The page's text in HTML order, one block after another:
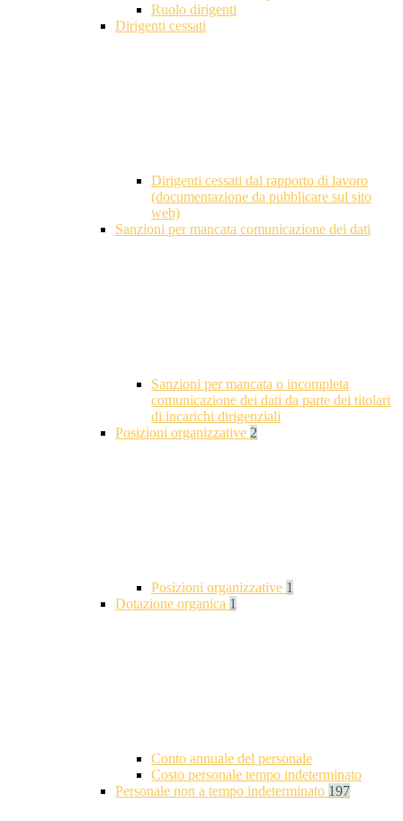
Ruolo dirigenti
Dirigenti cessati
Dirigenti cessati dal rapporto di lavoro
(documentazione da pubblicare sul sito
web)
Sanzioni per mancata comunicazione dei dati
Sanzioni per mancata o incompleta
comunicazione dei dati da parte dei titolari
di incarichi dirigenziali
Posizioni organizzative 2
Posizioni organizzative 1
Dotazione organica 1
Conto annuale del personale
Costo personale tempo indeterminato
Personale non a tempo indeterminato 197